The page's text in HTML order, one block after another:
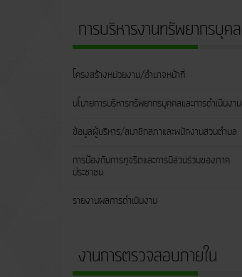
การบริหารงานทรัพยากรบุคล
โครงสร้างหน่วยงาน/อำนาจหน้าที่
นโบายการบริหารทรัพยากรบุคคลและการดำเนินงาน
ข้อมูลผู้บริหาร/สมาชิกสภาและพนักงานส่วนตำบล
การป้องกันการทุจริตและการมีส่วนร่วมของภาค
ประชาชน
รายงานผลการดำเนินงาน
งานการตรวจสอบภายใน